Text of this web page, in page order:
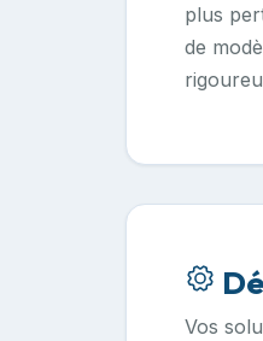
plus
de
Vos